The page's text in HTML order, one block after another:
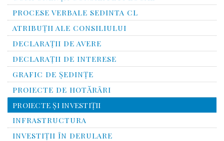
PROCESE VERBALE SEDINTA CL
ATRIBUŢII ALE CONSILIULUI
DECLARAȚII DE AVERE
DECLARAŢII DE INTERESE
GRAFIC DE ŞEDINŢE
PROIECTE DE HOTĂRÂRI
PROIECTE ŞI INVESTIŢII
INFRASTRUCTURA
INVESTIŢII ÎN DERULARE